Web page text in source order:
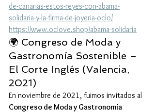
de-canarias-estos-reyes-con-abama-
solidaria-y-la-firma-de-joyeria-oclo/
https://www.oclove.shop/abama-solidaria
🌍 Congreso de Moda y
Gastronomía Sostenible –
El Corte Inglés (Valencia,
2021)
En noviembre de 2021, fuimos invitados al
Congreso de Moda y Gastronomía